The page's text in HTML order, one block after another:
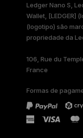
TÜRKÇE
DEUTSCH
РУССКИЙ
简体中文
日本語
Ledger Nano S,
Wallet, [LEDGER]
(logotipo) são
propriedade da
106, Rue du
France
Formas de